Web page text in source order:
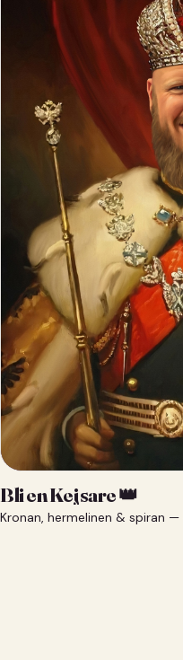
Bli en Kejsare 👑
Kronan, hermelinen & spiran —